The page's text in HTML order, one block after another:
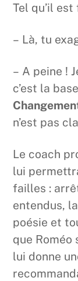
Tel qu’il
– Là, tu
– A peine !
c’est la
n’est pas
Le coach
lui
failles :
entendus,
poésie et
que
lui donne